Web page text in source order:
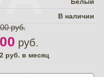
В наличии
руб.
руб.
руб. в месяц